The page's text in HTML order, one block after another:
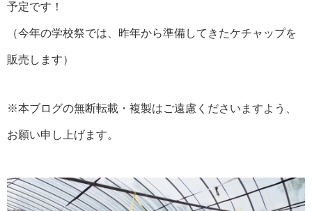
予定です！
（今年の学校祭では、昨年から準備してきたケチャップを
販売します）
※本ブログの無断転載・複製はご遠慮くださいますよう、
お願い申し上げます。